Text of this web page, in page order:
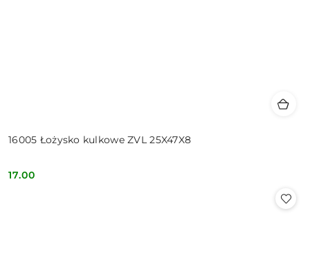
16005 Łożysko kulkowe ZVL 25X47X8
Cena:
17.00